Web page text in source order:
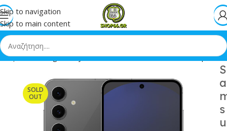
Skip to navigation
Skip to main content
Shop»Samsung Galaxy S24 FE 5G Dual SIM 8/128GB Graphite
SOLD
OUT
S
a
s
u